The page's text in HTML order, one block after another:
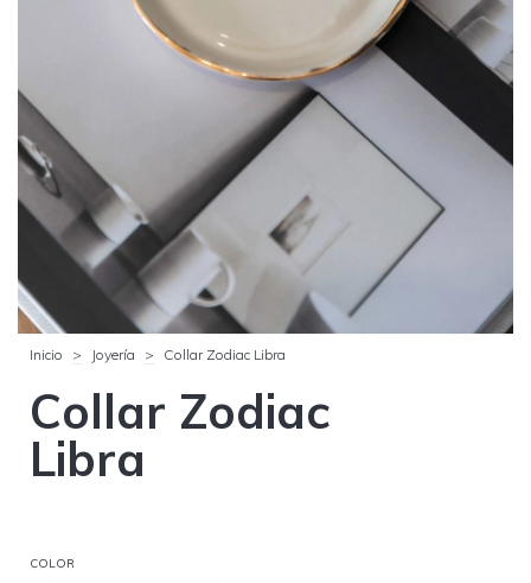
Inicio > Joyería > Collar Zodiac Libra
Collar Zodiac
Libra
COLOR